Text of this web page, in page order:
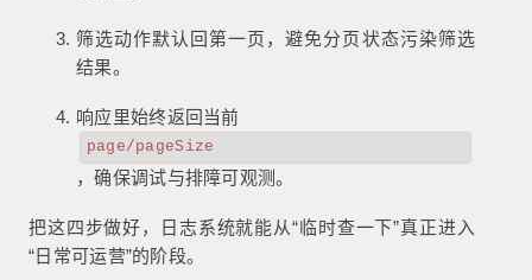
筛选动作默认回第一页，避免分页状态污染筛选
结果。
响应里始终返回当前
page/pageSize
，确保调试与排障可观测。
把这四步做好，日志系统就能从“临时查一下”真正进入
“日常可运营”的阶段。